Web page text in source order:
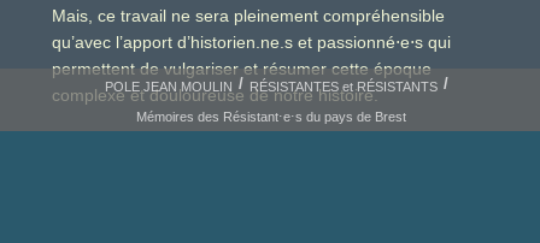
Mais, ce travail ne sera pleinement compréhensible
qu’avec l’apport d’historien.ne.s et passionné⋅e⋅s qui
permettent de vulgariser et résumer cette époque
complexe et douloureuse de notre histoire.
POLE JEAN MOULIN RÉSISTANTES et RÉSISTANTS
Mémoires des Résistant⋅e⋅s du pays de Brest